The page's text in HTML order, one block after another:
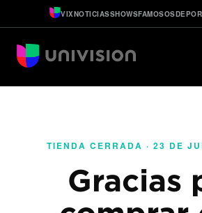
VIXNOTICIASSHOWSFAMOSOS
TIENDA CERRADA · 23 DE
Gracias